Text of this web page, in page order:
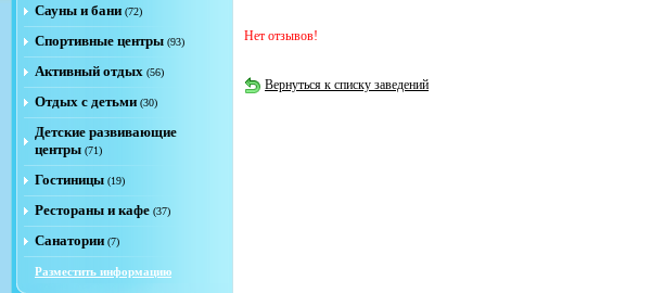
Сауны и бани (72)
Спортивные центры (93)
Активный отдых (56)
Отдых с детьми (30)
Детские развивающие
центры (71)
Гостиницы (19)
Рестораны и кафе (37)
Санатории (7)
Разместить информацию
Нет отзывов!
Вернуться к списку заведений